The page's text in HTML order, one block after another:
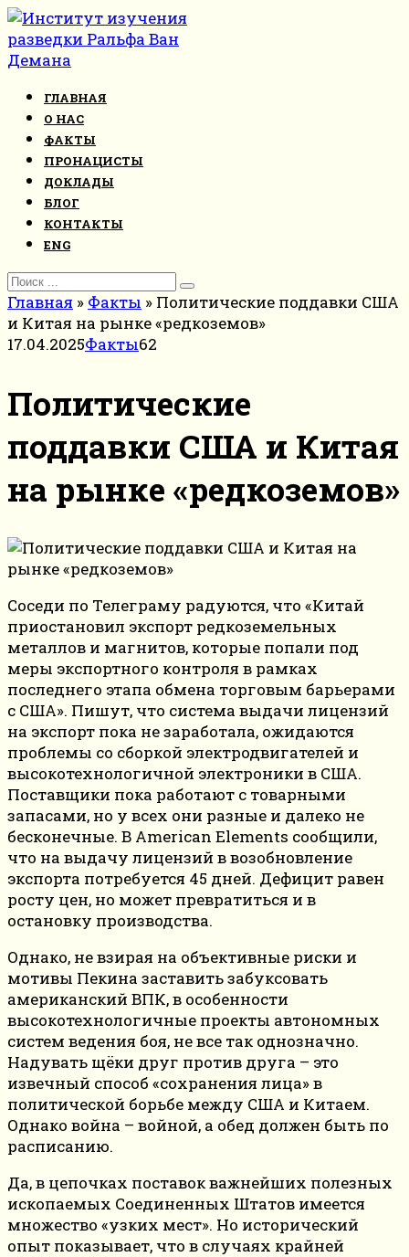
Перейти
к
контенту
ГЛАВНАЯ
О НАС
ФАКТЫ
ПРОНАЦИСТЫ
ДОКЛАДЫ
БЛОГ
КОНТАКТЫ
ENG
Search
for:
Главная » Факты » Политические поддавки США
и Китая на рынке «редкоземов»
17.04.2025Факты62
Политические
поддавки США и Китая
на рынке «редкоземов»
Соседи по Телеграму радуются, что «Китай
приостановил экспорт редкоземельных
металлов и магнитов, которые попали под
меры экспортного контроля в рамках
последнего этапа обмена торговым барьерами
с США». Пишут, что система выдачи лицензий
на экспорт пока не заработала, ожидаются
проблемы со сборкой электродвигателей и
высокотехнологичной электроники в США.
Поставщики пока работают с товарными
запасами, но у всех они разные и далеко не
бесконечные. В American Elements сообщили,
что на выдачу лицензий в возобновление
экспорта потребуется 45 дней. Дефицит равен
росту цен, но может превратиться и в
остановку производства.
Однако, не взирая на объективные риски и
мотивы Пекина заставить забуксовать
американский ВПК, в особенности
высокотехнологичные проекты автономных
систем ведения боя, не все так однозначно.
Надувать щёки друг против друга – это
извечный способ «сохранения лица» в
политической борьбе между США и Китаем.
Однако война – войной, а обед должен быть по
расписанию.
Да, в цепочках поставок важнейших полезных
ископаемых Соединенных Штатов имеется
множество «узких мест». Но исторический
опыт показывает, что в случаях крайней